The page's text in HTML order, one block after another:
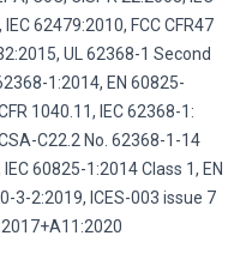
62479:2010, FCC CFR47
UL 62368-1 Second
1:2014, EN 60825-
1040.11, IEC 62368-1:
C22.2 No. 62368-1-14
60825-1:2014 Class 1, EN
3-2:2019, ICES-003 issue 7